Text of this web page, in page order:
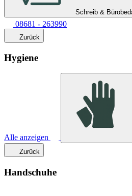
Schreib &
08681 - 263990
Zurück
Hygiene
Alle anzeigen
Zurück
Handschuhe